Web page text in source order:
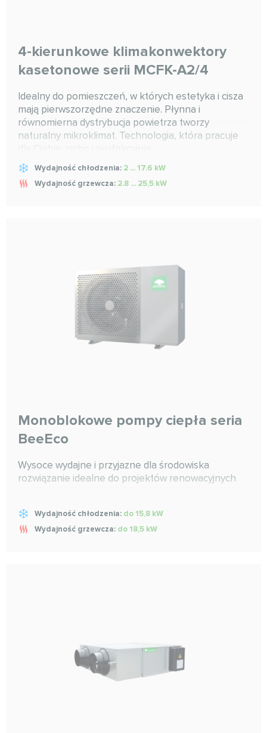
4-kierunkowe klimakonwektory
kasetonowe serii MCFK-A2/4
Idealny do pomieszczeń, w których estetyka i cisza
mają pierwszorzędne znaczenie. Płynna i
równomierna dystrybucja powietrza tworzy
naturalny mikroklimat. Technologia, która pracuje
Wydajność chłodzenia: 2 ... 17.6 kW
Wydajność grzewcza: 2.8 ... 25,5 kW
Monoblokowe pompy ciepła seria
BeeEco
Wysoce wydajne i przyjazne dla środowiska
rozwiązanie idealne do projektów renowacyjnych
Wydajność chłodzenia: do 15,8 kW
Wydajność grzewcza: do 18,5 kW